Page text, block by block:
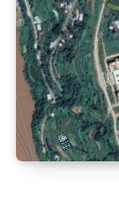
2019.8.9：旧时流
2019.8.9：旧时通
2019.8.9：旧时通
2015.8.9：雷辅天墓
2015.8.9：旧时巴
2015.8.9：巴山游